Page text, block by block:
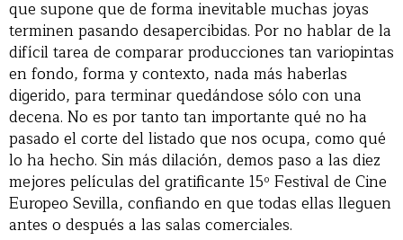
que supone que de forma inevitable muchas joyas
terminen pasando desapercibidas. Por no hablar de la
difícil tarea de comparar producciones tan variopintas
en fondo, forma y contexto, nada más haberlas
digerido, para terminar quedándose sólo con una
decena. No es por tanto tan importante qué no ha
pasado el corte del listado que nos ocupa, como qué
lo ha hecho. Sin más dilación, demos paso a las diez
mejores películas del gratificante 15º Festival de Cine
Europeo Sevilla, confiando en que todas ellas lleguen
antes o después a las salas comerciales.